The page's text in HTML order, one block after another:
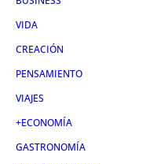
VIDA
CREACIÓN
PENSAMIENTO
VIAJES
+ECONOMÍA
GASTRONOMÍA